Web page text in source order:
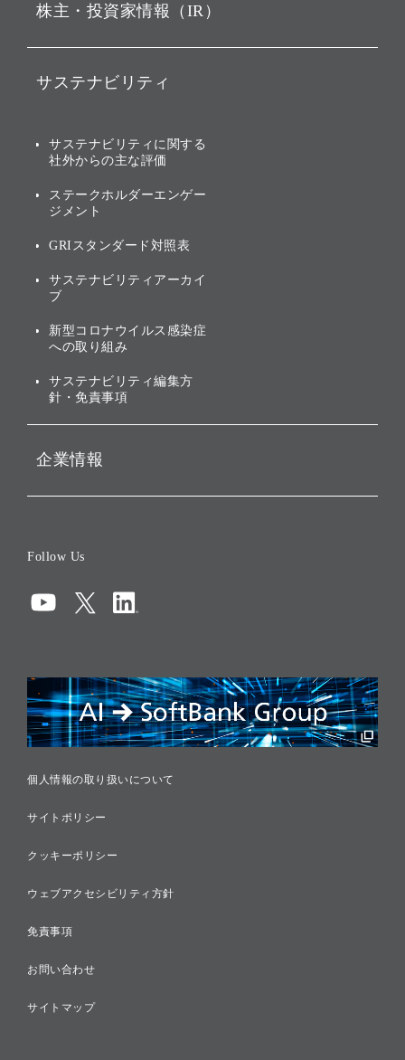
戦略
バリュー
ソフトバンクグループの歩
[AI] What dreams are made
ソフトバンク・ビジョン・
その他
グループ企業一覧
株主・投資家情報（IR）
IRカレンダー
業績・財務
アニュアルレポート
株主・投資家情報（IR）に
サステナビリティ
トップメッセージ
サステナビリティの考え方
ガバナンス
投資先のサステナビリティ
サステナビリティに関する
社外からの主な評価
ステークホルダーエンゲー
ジメント
GRIスタンダード対照表
サステナビリティアーカイ
ブ
新型コロナウイルス感染症
への取り組み
サステナビリティ編集方
針・免責事項
企業情報
コンプライアンス
リスクマネジメント
税務に対する取り組み
採用情報
Follow Us
個人情報の取り扱いについて
サイトポリシー
クッキーポリシー
ウェブアクセシビリティ方針
免責事項
お問い合わせ
サイトマップ